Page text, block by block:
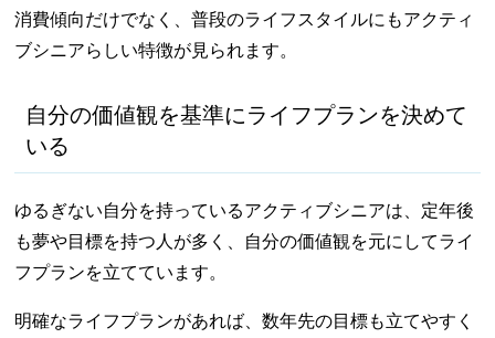
消費傾向だけでなく、普段のライフスタイルにもアクティ
ブシニアらしい特徴が見られます。
自分の価値観を基準にライフプランを決めて
いる
ゆるぎない自分を持っているアクティブシニアは、定年後
も夢や目標を持つ人が多く、自分の価値観を元にしてライ
フプランを立てています。
明確なライフプランがあれば、数年先の目標も立てやすく